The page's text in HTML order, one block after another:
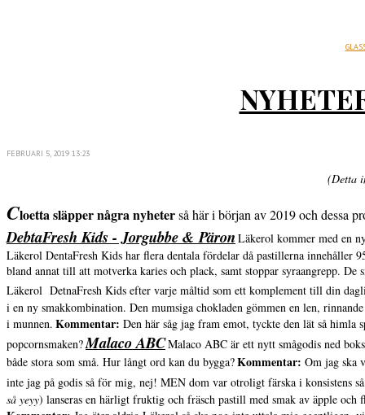
FEBRUARI 5, 2019 13:23
(Detta
Cloetta släpper några nyheterså här i början av 2019 och dessa
DebtaFresh Kids - Jorgubbe & Päron Läkerol kommer med en
Läkerol DentaFresh Kids har flera dentala fördelar då pastillerna
bland annat till att motverka karies och plack, samt stoppar syraangrepp.
Läkerol DetnaFresh Kids efter varje måltid som ett komplement till din
i en ny smakkombination. Den mumsiga chokladen gömmen en len,
i munnen. Kommentar: Den här såg jag fram emot, tyckte den lät så himla
popcornsmaken?Malaco ABCMalaco ABC är ett nytt smågodis ned
både stora som små. Hur långt ord kan du bygga?Kommentar: Om jag ska
inte jag på godis så för mig, nej! MEN dom var otroligt färska i konsistens
så yeyy) lanseras en härligt fruktig och fräsch pastill med smak av äpple